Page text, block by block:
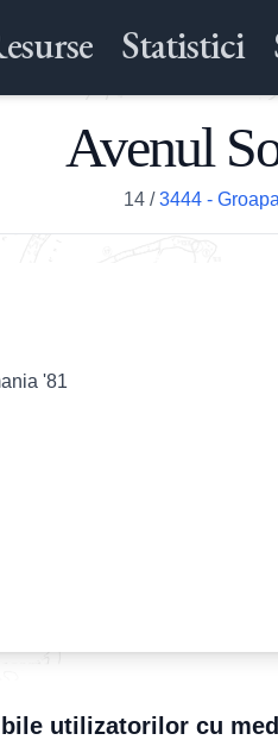
Statistici
Avenul
14/3444 -
'81
utilizatorilor cu